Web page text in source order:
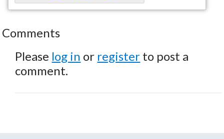
Comments
Please log in or register to post a
comment.